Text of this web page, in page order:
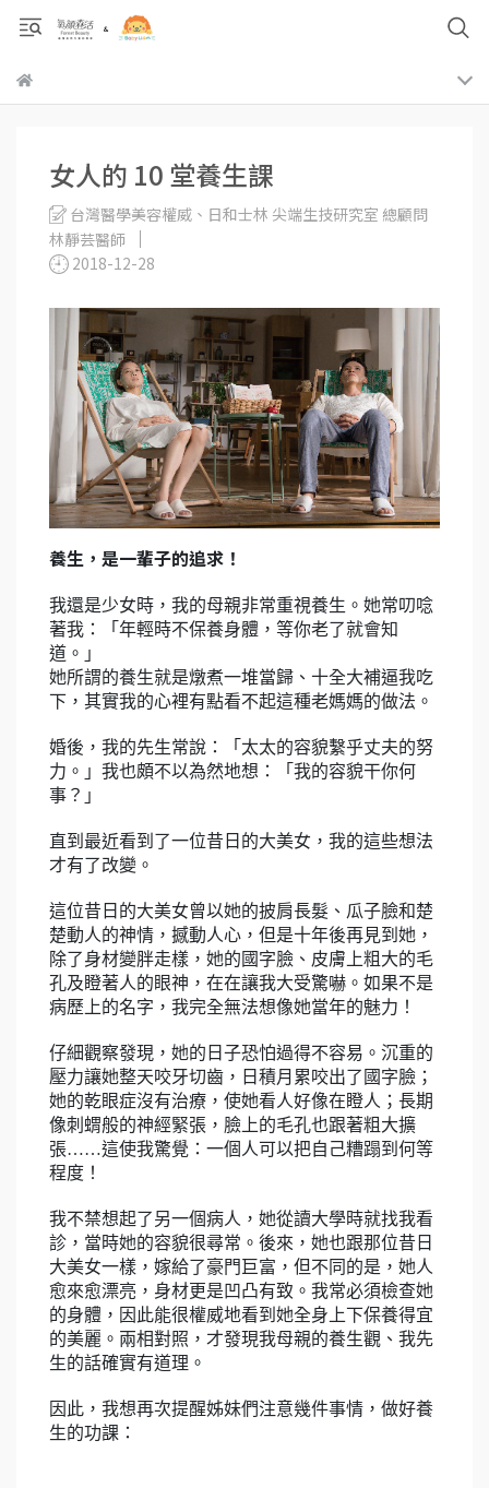
女人的 10 堂養生課
台灣醫學美容權威、日和士林 尖端生技研究室 總顧問
林靜芸醫師
2018-12-28
養生，是一輩子的追求！
我還是少女時，我的母親非常重視養生。她常叨唸
著我：「年輕時不保養身體，等你老了就會知
道。」
她所謂的養生就是燉煮一堆當歸、十全大補逼我吃
下，其實我的心裡有點看不起這種老媽媽的做法。
婚後，我的先生常說：「太太的容貌繫乎丈夫的努
力。」我也頗不以為然地想：「我的容貌干你何
事？」
直到最近看到了一位昔日的大美女，我的這些想法
才有了改變。
這位昔日的大美女曾以她的披肩長髮、瓜子臉和楚
楚動人的神情，撼動人心，但是十年後再見到她，
除了身材變胖走樣，她的國字臉、皮膚上粗大的毛
孔及瞪著人的眼神，在在讓我大受驚嚇。如果不是
病歷上的名字，我完全無法想像她當年的魅力！
仔細觀察發現，她的日子恐怕過得不容易。沉重的
壓力讓她整天咬牙切齒，日積月累咬出了國字臉；
她的乾眼症沒有治療，使她看人好像在瞪人；長期
像刺蝟般的神經緊張，臉上的毛孔也跟著粗大擴
張……這使我驚覺：一個人可以把自己糟蹋到何等
程度！
我不禁想起了另一個病人，她從讀大學時就找我看
診，當時她的容貌很尋常。後來，她也跟那位昔日
大美女一樣，嫁給了豪門巨富，但不同的是，她人
愈來愈漂亮，身材更是凹凸有致。我常必須檢查她
的身體，因此能很權威地看到她全身上下保養得宜
的美麗。兩相對照，才發現我母親的養生觀、我先
生的話確實有道理。
因此，我想再次提醒姊妹們注意幾件事情，做好養
生的功課：